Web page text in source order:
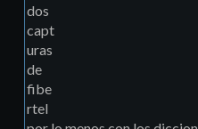
dos
capt
uras
de
fibe
rtel